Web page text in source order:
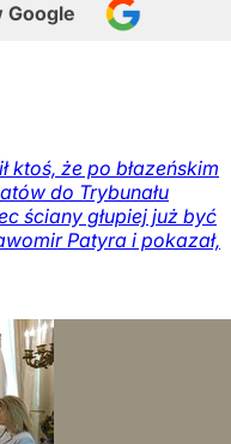
Google
ktoś, że po błazeńskim
do Trybunału
ściany głupiej już być
Patyra i pokazał,